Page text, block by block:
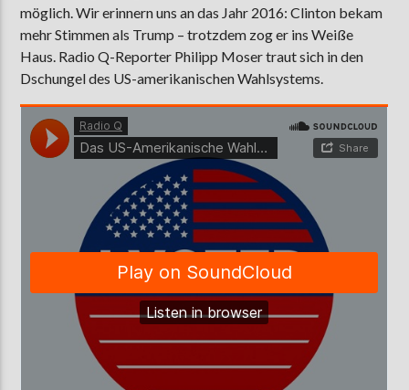
AKTUELLE SENDUNG
MOEBIUS
00:00 09:00
ZU HÖREN INMünster Steinfurt 103,9 MHz
möglich. Wir erinnern uns an das Jahr 2016: Clinton bekam
mehr Stimmen als Trump – trotzdem zog er ins Weiße
Haus. Radio Q-Reporter Philipp Moser traut sich in den
Dschungel des US-amerikanischen Wahlsystems.